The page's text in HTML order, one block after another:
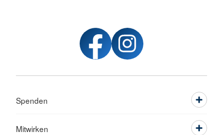
Spenden
Mitwirken